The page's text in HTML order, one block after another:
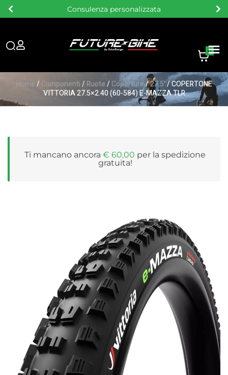
Consulenza personalizzata
0
Home/ Componenti/ Ruote/ Coperture/27.5'/ COPERTONE
VITTORIA 27.5×2.40 (60-584) E-MAZZA TLR
Ti mancano ancora € 60,00 per la spedizione
gratuita!